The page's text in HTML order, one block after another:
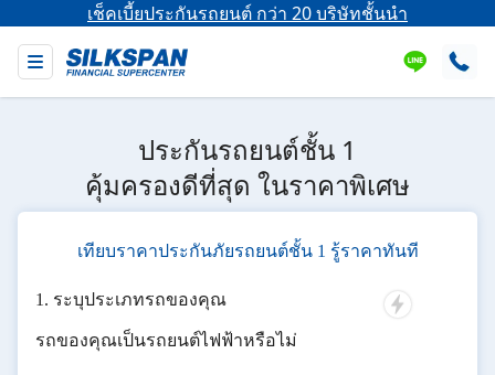
เช็คเบี้ยประกันรถยนต์ กว่า 20 บริษัทชั้นนำ
ประกันรถยนต์ชั้น 1
คุ้มครองดีที่สุด ในราคาพิเศษ
เทียบราคาประกันภัยรถยนต์ชั้น 1 รู้ราคาทันที
ระบุประเภทรถของคุณ
รถของคุณเป็นรถยนต์ไฟฟ้าหรือไม่